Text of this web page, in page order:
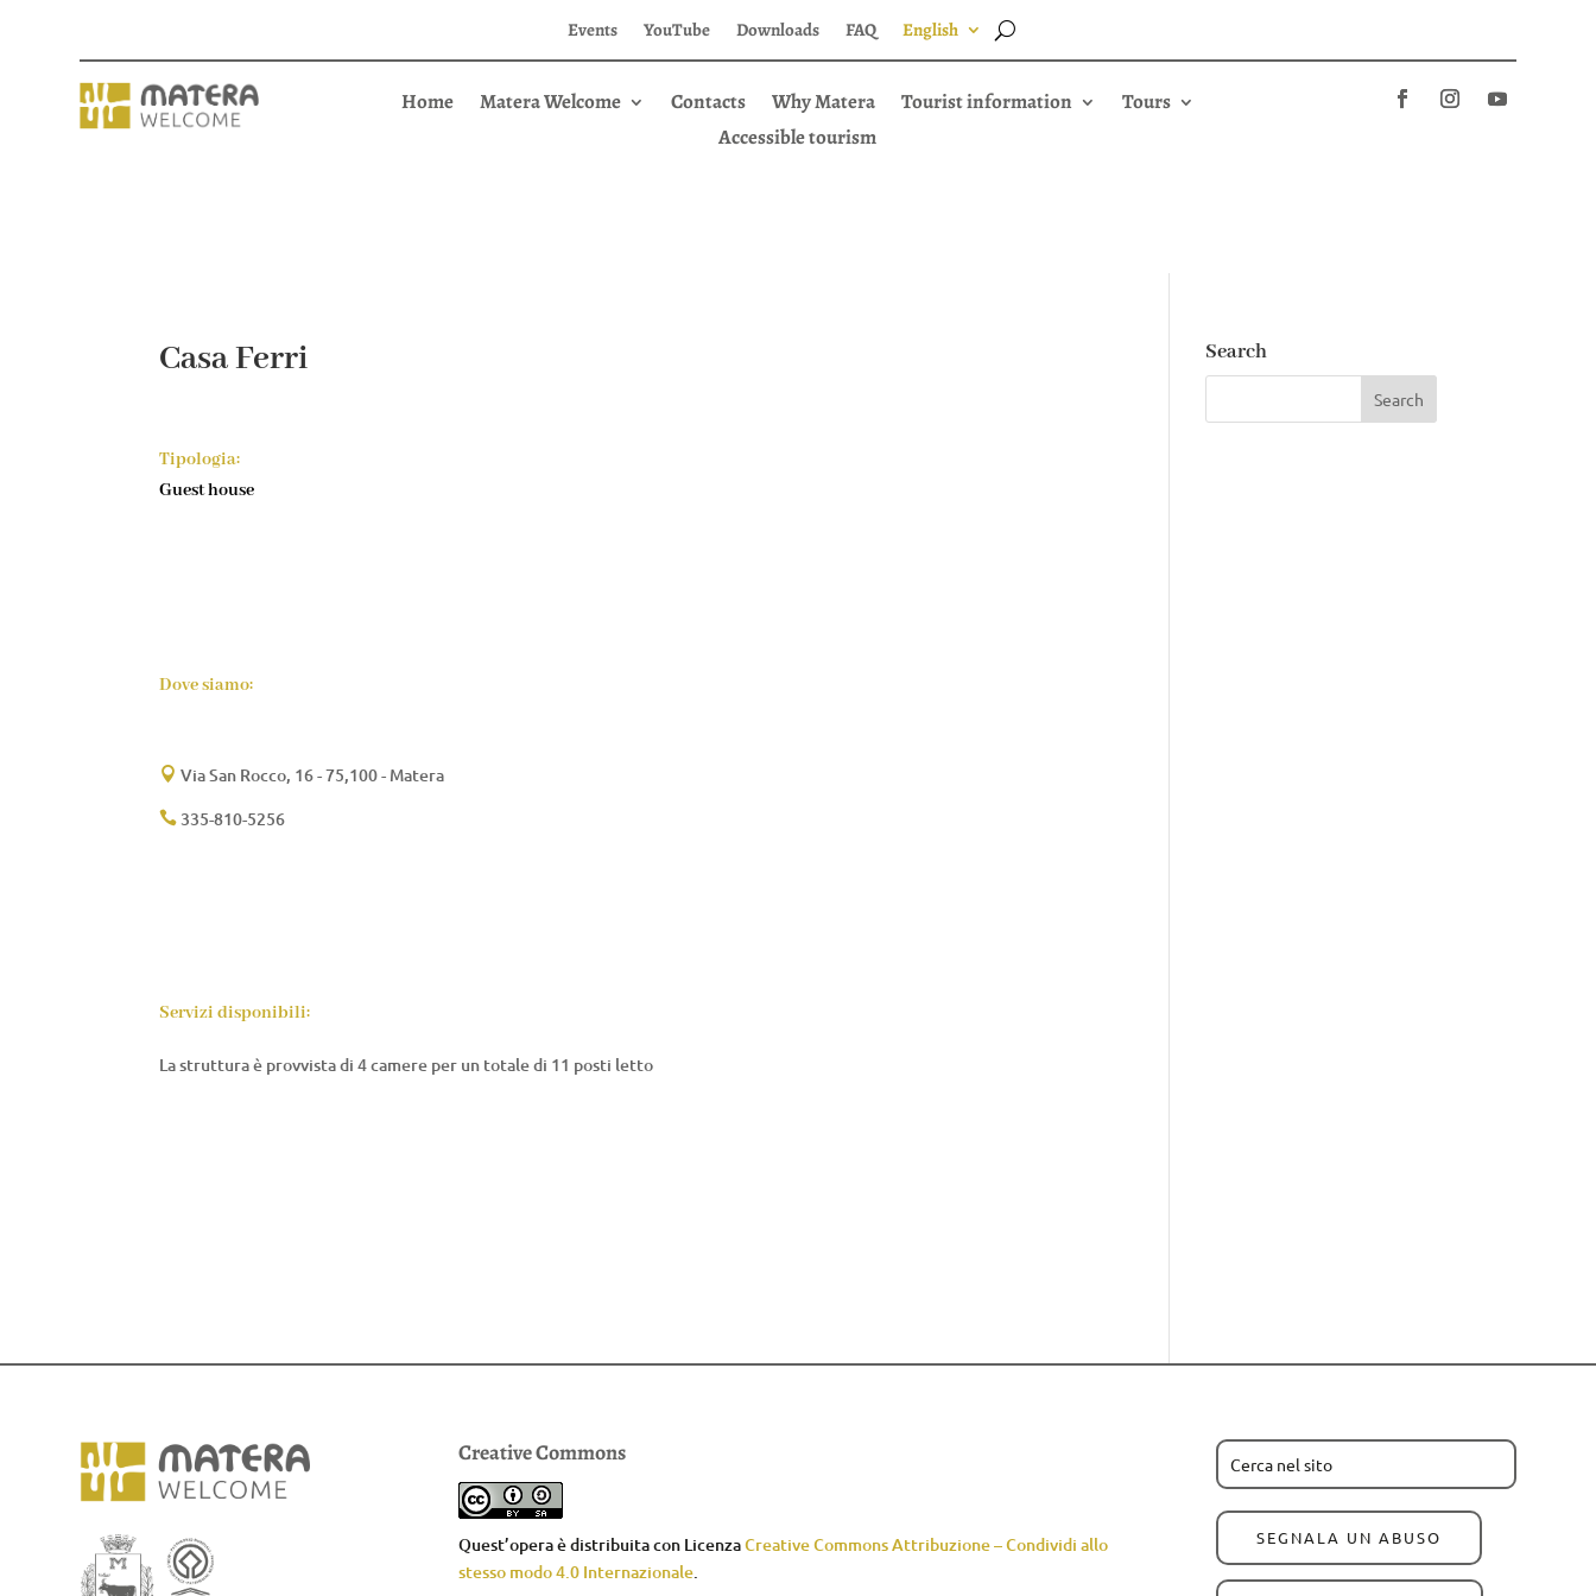
Events YouTube Downloads FAQ English
Home Matera Welcome Contacts Why Matera Tourist information
Tours
Accessible tourism
Casa Ferri
Tipologia:
Guest house
Dove siamo:
 Via San Rocco, 16 - 75,100 - Matera
 335-810-5256
Servizi disponibili:
La struttura è provvista di 4 camere per un totale di 11 posti letto
Search
Creative Commons
Quest’opera è distribuita con LicenzaCreative Commons Attribuzione – Condividi allo
stesso modo 4.0 Internazionale
SEGNALA UN ABUSO